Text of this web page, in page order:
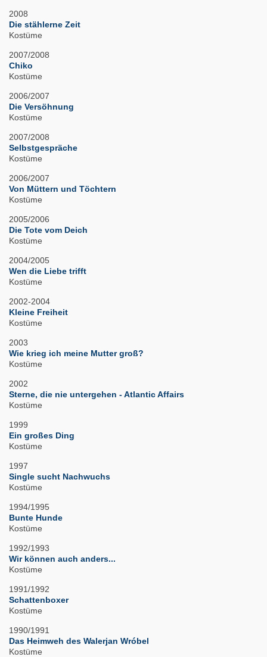
2008
Die stählerne Zeit
Kostüme
2007/2008
Chiko
Kostüme
2006/2007
Die Versöhnung
Kostüme
2007/2008
Selbstgespräche
Kostüme
2006/2007
Von Müttern und Töchtern
Kostüme
2005/2006
Die Tote vom Deich
Kostüme
2004/2005
Wen die Liebe trifft
Kostüme
2002-2004
Kleine Freiheit
Kostüme
2003
Wie krieg ich meine Mutter groß?
Kostüme
2002
Sterne, die nie untergehen - Atlantic Affairs
Kostüme
1999
Ein großes Ding
Kostüme
1997
Single sucht Nachwuchs
Kostüme
1994/1995
Bunte Hunde
Kostüme
1992/1993
Wir können auch anders...
Kostüme
1991/1992
Schattenboxer
Kostüme
1990/1991
Das Heimweh des Walerjan Wróbel
Kostüme